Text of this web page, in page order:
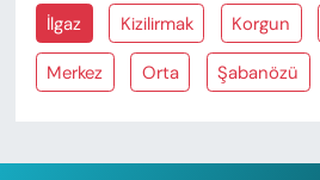
İlgaz Kizilirmak Korgun
Merkez Orta Şabanözü